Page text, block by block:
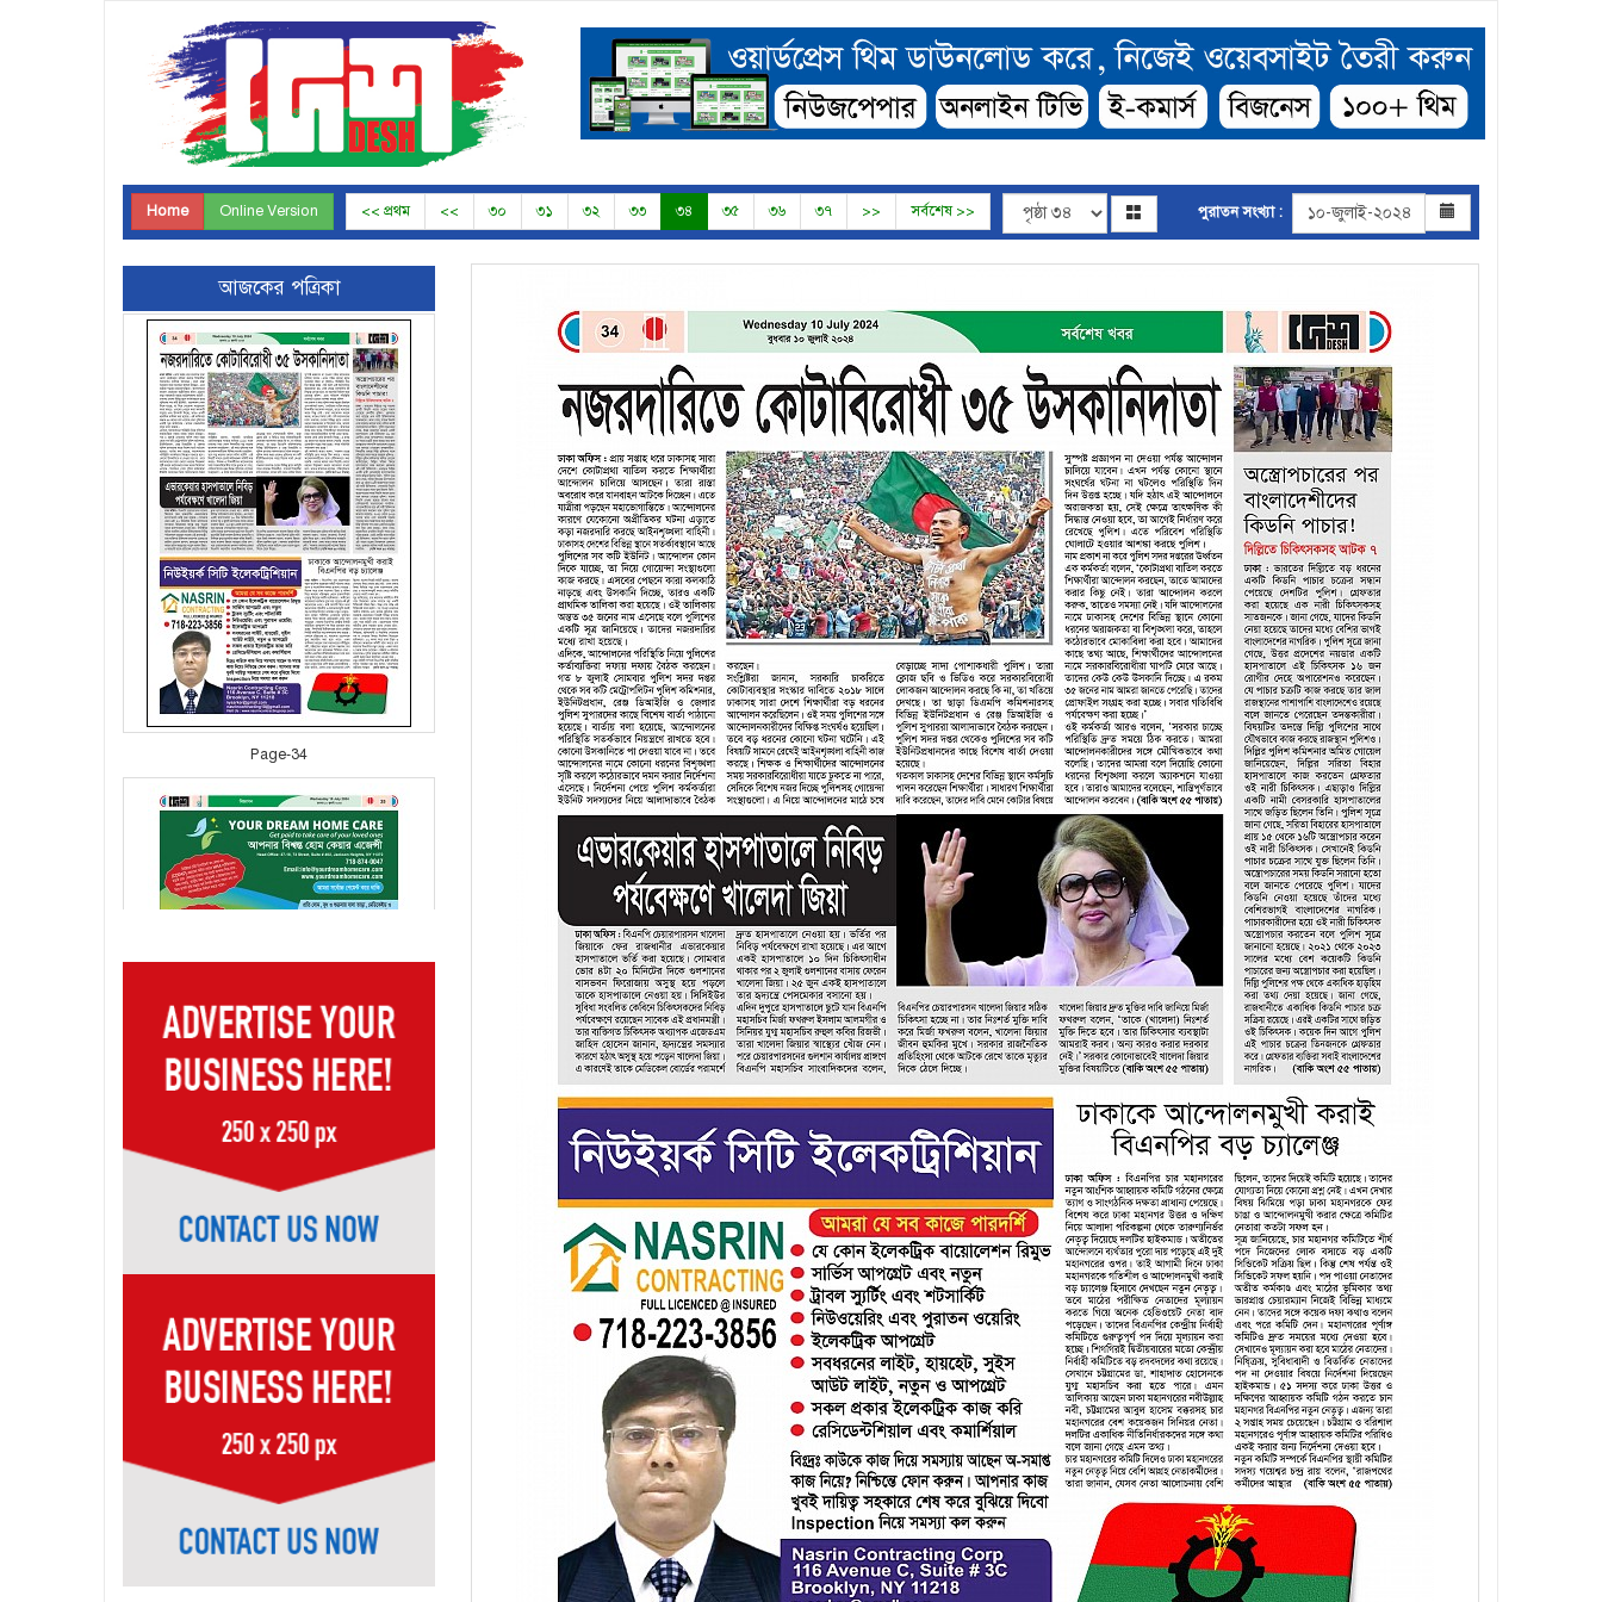
Home Online Version << প্রথম << ৩০ ৩১ ৩২ ৩৩ ৩৪ ৩৫ ৩৬ ৩৭ >> সর্বশেষ >> পুরাতন সংখ্যা :
আজকের পত্রিকা
Page-33
Page-34
Page-35